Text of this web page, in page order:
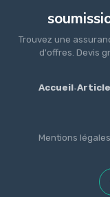
Trouvez une
d'offres. Devis
Accueil·
Mentions légales